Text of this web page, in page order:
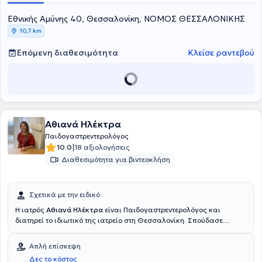
Παιδοχειρουργική Κλινική του Γενικού Νοσοκομείου Θεσσαλονίκης
“Γ. Γεννηματάς” και είναι πανεπιστημιακός υπότροφος στη Β’
Κλινική Χειρουργικής Παίδων του Αριστοτελείου Πανεπιστημίου
Θεσσαλονίκης στο Γενικό Περιφερειακό Νοσοκομείο
“Παπαγεωργίου”.
Εθνικής Αμύνης 40, Θεσσαλονίκη, ΝΟΜΟΣ ΘΕΣΣΑΛΟΝΙΚΗΣ
10,7 km
Επόμενη διαθεσιμότητα Κλείσε ραντεβού
Αθιανά Ηλέκτρα
Παιδογαστρεντερολόγος
10.0|18 αξιολογήσεις
Διαθεσιμότητα για βιντεοκλήση
Σχετικά με την ειδικό
Η ιατρός Αθιανά Ηλέκτρα είναι Παιδογαστρεντερολόγος και
διατηρεί το ιδιωτικό της ιατρείο στη Θεσσαλονίκη. Σπούδασε
ειδικεύτηκε στην Παιδιατρική στη Σουηδία και εξειδικεύτηκε στην
Παιδογαστρεντερολογία στα Πανεπιστημιακά Νοσοκομεία της
Απλή επίσκεψη
Δες το κόστος